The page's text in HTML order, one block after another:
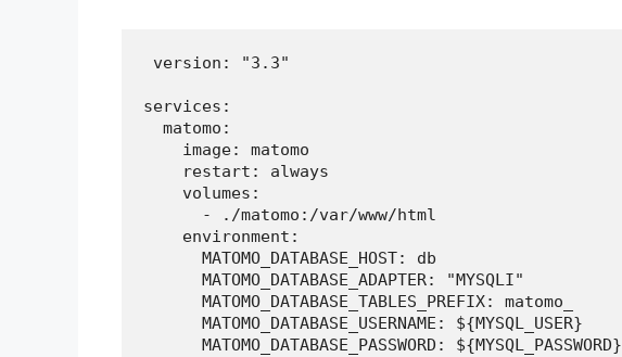
version: "3.3"
services:
  matomo:
    image: matomo
    restart: always
    volumes:
      - ./matomo:/var/www/html
    environment:
      MATOMO_DATABASE_HOST: db
      MATOMO_DATABASE_ADAPTER: "MYSQLI"
      MATOMO_DATABASE_TABLES_PREFIX: matomo_
      MATOMO_DATABASE_USERNAME: ${MYSQL_USER}
      MATOMO_DATABASE_PASSWORD: ${MYSQL_PASSWORD}